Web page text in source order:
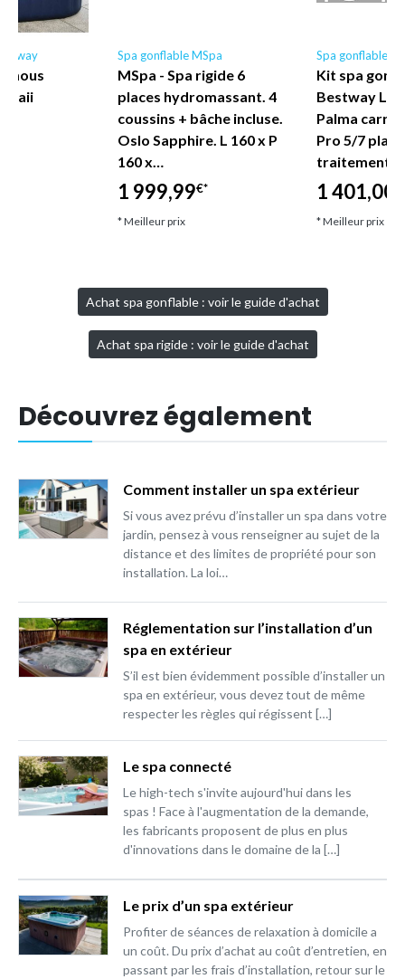
Spa gonflable MSpa
MSpa - Spa rigide 6
places hydromassant. 4
coussins + bâche incluse.
Oslo Sapphire. L 160 x P
160 x…
1 999,99€*
* Meilleur prix
Spa gonflable
Kit spa
Bestway
Palma carré
Pro 5/7
traitement
1 401,00
* Meilleur prix
Achat spa gonflable : voir le guide d'achat
Achat spa rigide : voir le guide d'achat
Découvrez également
Comment installer un spa extérieur
Si vous avez prévu d’installer un spa dans votre
jardin, pensez à vous renseigner au sujet de la
distance et des limites de propriété pour son
installation. La loi…
Réglementation sur l’installation d’un
spa en extérieur
S’il est bien évidemment possible d’installer un
spa en extérieur, vous devez tout de même
respecter les règles qui régissent […]
Le spa connecté
Le high-tech s'invite aujourd'hui dans les
spas ! Face à l'augmentation de la demande,
les fabricants proposent de plus en plus
d'innovations dans le domaine de la […]
Le prix d’un spa extérieur
Profiter de séances de relaxation à domicile a
un coût. Du prix d’achat au coût d’entretien, en
passant par les frais d’installation, retour sur le